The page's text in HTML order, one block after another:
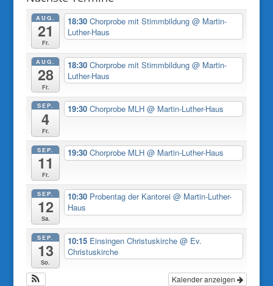
AUG.
21
Fr.
18:30Chorprobe mit Stimmbildung@ Martin-
Luther-Haus
AUG.
28
Fr.
18:30Chorprobe mit Stimmbildung@ Martin-
Luther-Haus
SEP.
4
Fr.
19:30Chorprobe MLH@ Martin-Luther-Haus
SEP.
11
Fr.
19:30Chorprobe MLH@ Martin-Luther-Haus
SEP.
12
Sa.
10:30 Probentag der Kantorei@ Martin-Luther-
Haus
SEP.
13
So.
10:15 Einsingen Christuskirche@ Ev.
Christuskirche
Kalender anzeigen